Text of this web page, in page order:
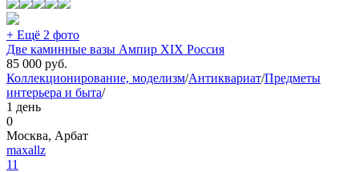
+ Ещё 2 фото
Две каминные вазы Ампир XIX Россия
85 000 руб.
Коллекционирование, моделизм/Антиквариат/Предметы
интерьера и быта/
1 день
0
Москва, Арбат
maxallz
11